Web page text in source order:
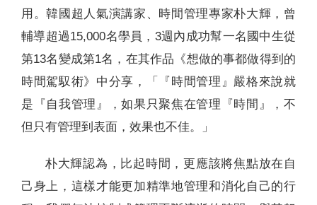
用。韓國超人氣演講家、時間管理專家朴大輝，曾
輔導超過15,000名學員，3週內成功幫一名國中生從
第13名變成第1名，在其作品《想做的事都做得到的
時間駕馭術》中分享，「『時間管理』嚴格來說就
是『自我管理』，如果只聚焦在管理『時間』，不
但只有管理到表面，效果也不佳。」
朴大輝認為，比起時間，更應該將焦點放在自
己身上，這樣才能更加精準地管理和消化自己的行